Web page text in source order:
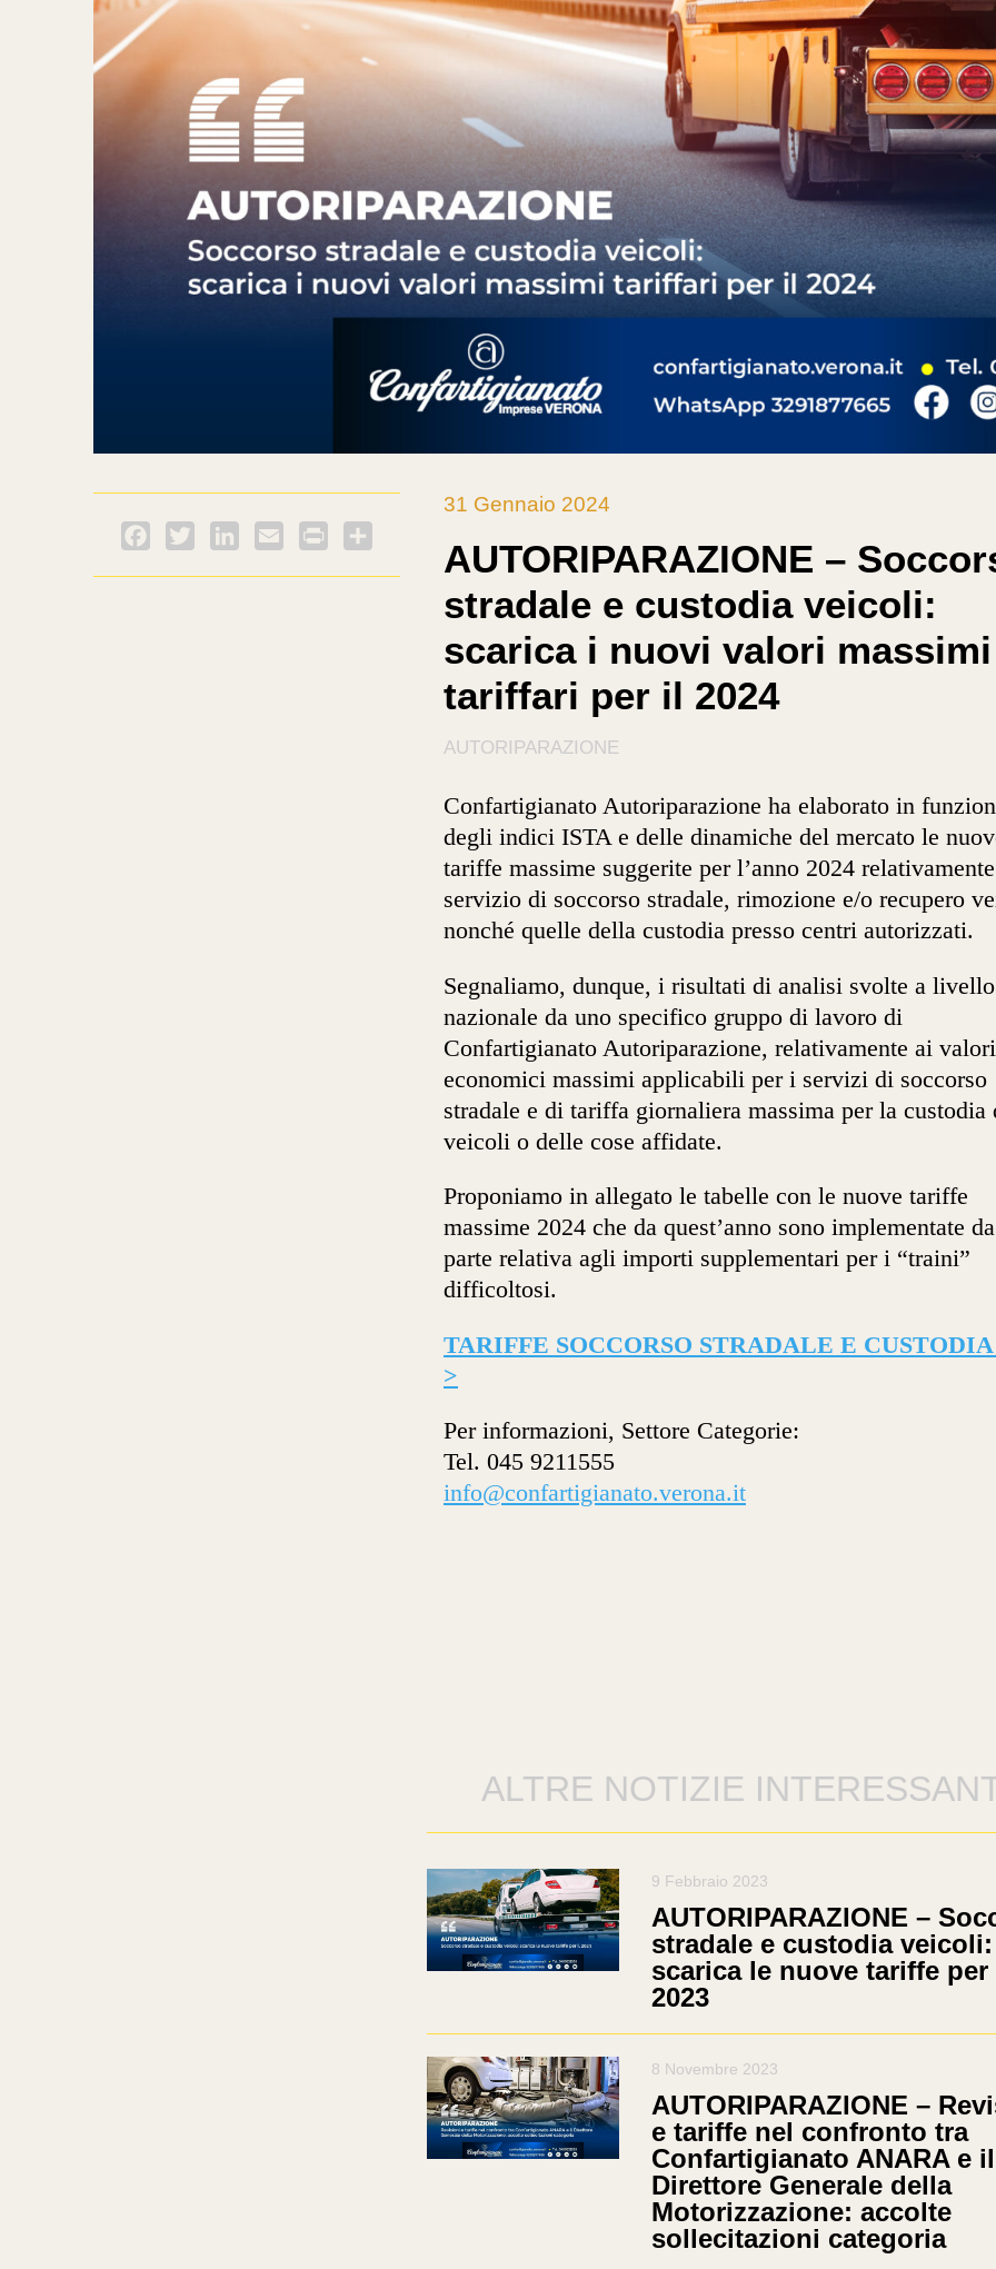
Facebook
Twitter LinkedInEmail PrintFriendly
31 Gennaio 2024
AUTORIPARAZIONE –
stradale e custodia veicoli:
scarica i nuovi valori massimi
tariffari per il 2024
AUTORIPARAZIONE
Confartigianato Autoriparazione ha elaborato in
degli indici ISTA e delle dinamiche del mercato le
tariffe massime suggerite per l’anno 2024
servizio di soccorso stradale, rimozione e/o recupero
nonché quelle della custodia presso centri autorizzati.
Segnaliamo, dunque, i risultati di analisi svolte a livello
nazionale da uno specifico gruppo di lavoro di
Confartigianato Autoriparazione, relativamente ai valori
economici massimi applicabili per i servizi di soccorso
stradale e di tariffa giornaliera massima per la custodia
veicoli o delle cose affidate.
Proponiamo in allegato le tabelle con le nuove tariffe
massime 2024 che da quest’anno sono implementate
parte relativa agli importi supplementari per i “traini”
difficoltosi.
TARIFFE SOCCORSO STRADALE E CUSTODIA
>
Per informazioni, Settore Categorie:
Tel. 045 9211555
info@confartigianato.verona.it
ALTRE NOTIZIE
9 Febbraio 2023
AUTORIPARAZIONE –
stradale e custodia veicoli:
scarica le nuove tariffe per
2023
8 Novembre 2023
AUTORIPARAZIONE –
e tariffe nel confronto tra
Confartigianato ANARA e il
Direttore Generale della
Motorizzazione: accolte
sollecitazioni categoria